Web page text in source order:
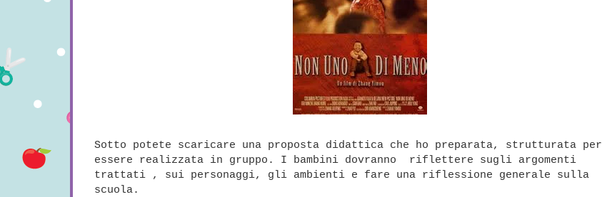
Sotto potete scaricare una proposta didattica che ho preparata, strutturata per
essere realizzata in gruppo. I bambini dovranno riflettere sugli argomenti
trattati , sui personaggi, gli ambienti e fare una riflessione generale sulla
scuola.